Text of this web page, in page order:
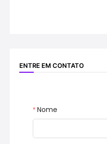
ENTRE EM CONTATO